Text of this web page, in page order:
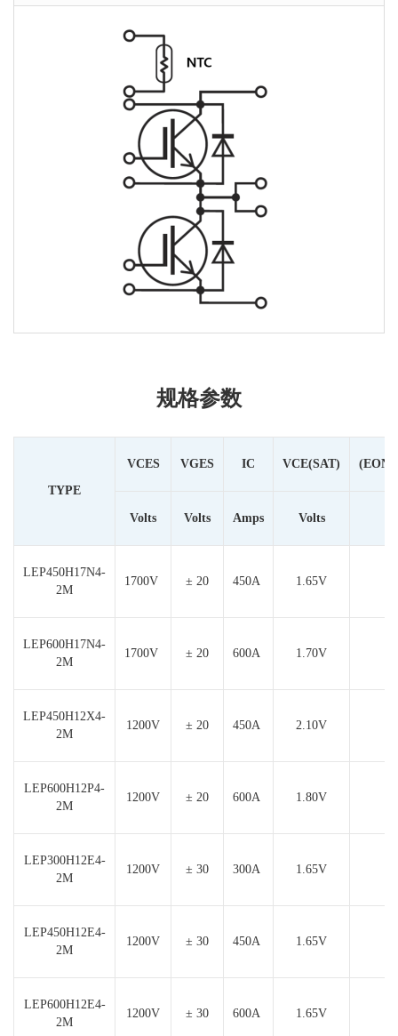
规格参数
TYPE
VCES VGES IC VCE(SAT)
Volts Volts Amps Volts
LEP450H17N4-
2M
1700V ± 20 450A 1.65V
LEP600H17N4-
2M
1700V ± 20 600A 1.70V
LEP450H12X4-
2M
1200V ± 20 450A 2.10V
LEP600H12P4-
2M
1200V ± 20 600A 1.80V
LEP300H12E4-
2M
1200V ± 30 300A 1.65V
LEP450H12E4-
2M
1200V ± 30 450A 1.65V
LEP600H12E4-
2M
1200V ± 30 600A 1.65V